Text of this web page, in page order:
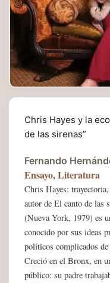
Chris Hayes y la
de las sirenas”
Fernando
Ensayo,Literatura
Chris Hayes:
autor de El canto de las
(Nueva York, 1979) es
conocido por sus ideas
políticos complicados de
Creció en el Bronx, en
público: su padre